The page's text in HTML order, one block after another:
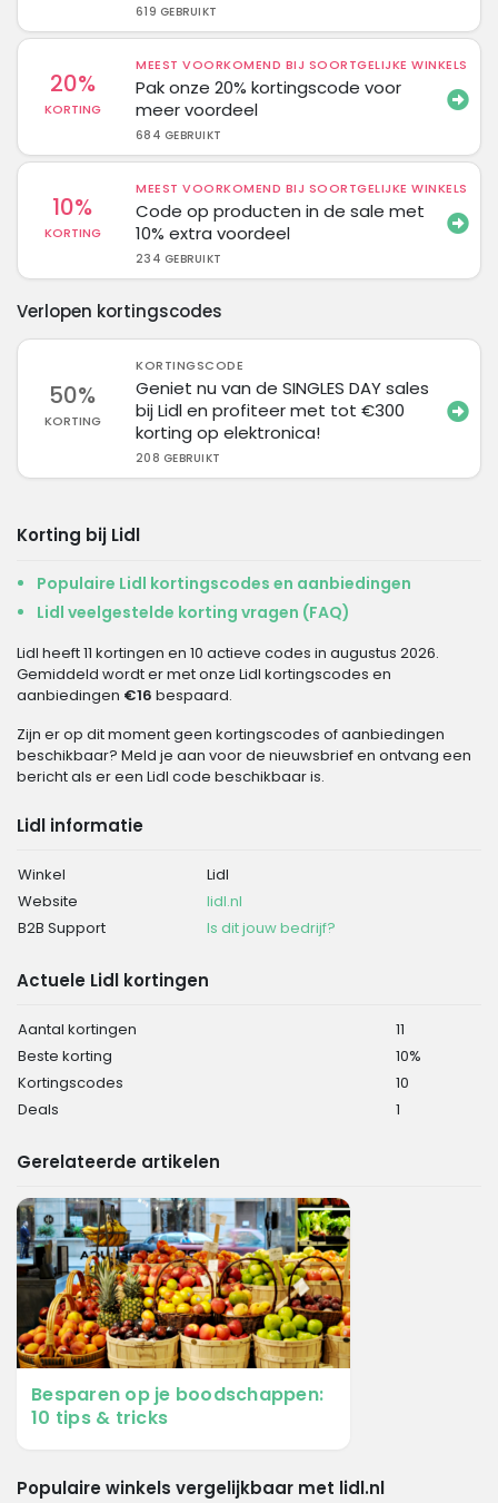
619 GEBRUIKT
20%
KORTING
MEEST VOORKOMEND BIJ SOORTGELIJKE WINKELS
Pak onze 20% kortingscode voor
meer voordeel
684 GEBRUIKT
10%
KORTING
MEEST VOORKOMEND BIJ SOORTGELIJKE WINKELS
Code op producten in de sale met
10% extra voordeel
234 GEBRUIKT
Verlopen kortingscodes
50%
KORTING
KORTINGSCODE
Geniet nu van de SINGLES DAY sales
bij Lidl en profiteer met tot €300
korting op elektronica!
208 GEBRUIKT
Korting bij Lidl
Populaire Lidl kortingscodes en aanbiedingen
Lidl veelgestelde korting vragen (FAQ)
Lidl heeft 11 kortingen en 10 actieve codes in augustus 2026.
Gemiddeld wordt er met onze Lidl kortingscodes en
aanbiedingen €16 bespaard.
Zijn er op dit moment geen kortingscodes of aanbiedingen
beschikbaar? Meld je aan voor de nieuwsbrief en ontvang een
bericht als er een Lidl code beschikbaar is.
Lidl informatie
Winkel
Lidl
Website
lidl.nl
B2B Support
Is dit jouw bedrijf?
Actuele Lidl kortingen
Aantal kortingen
11
Beste korting
10%
Kortingscodes
10
Deals
1
Gerelateerde artikelen
Besparen op je boodschappen:
10 tips & tricks
Populaire winkels vergelijkbaar met lidl.nl